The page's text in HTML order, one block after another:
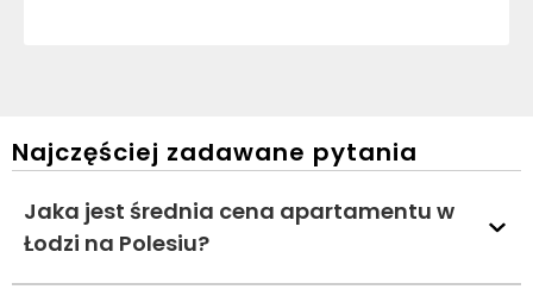
Najczęściej zadawane pytania
Jaka jest średnia cena apartamentu w
Łodzi na Polesiu?